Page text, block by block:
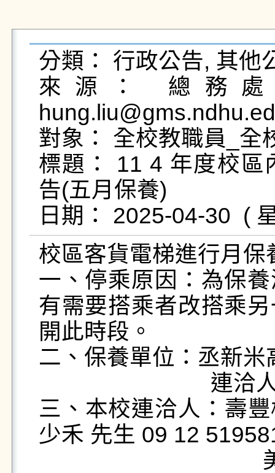
分類： 行政公告, 其他
來源： 總務
對象： 全校教職員_全
標題： 11 4 年度校區
告(五月保養)
校區客貨電梯進行月保
一、停乘原因：為保
有需要搭乘者改搭乘
開此時段。
二、保養單位：丞新
三、本校連洽人：壽
少禾 先生 09 12